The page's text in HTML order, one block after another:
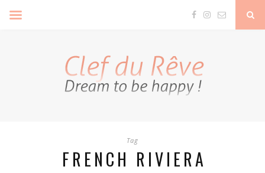
Tag
FRENCH RIVIERA